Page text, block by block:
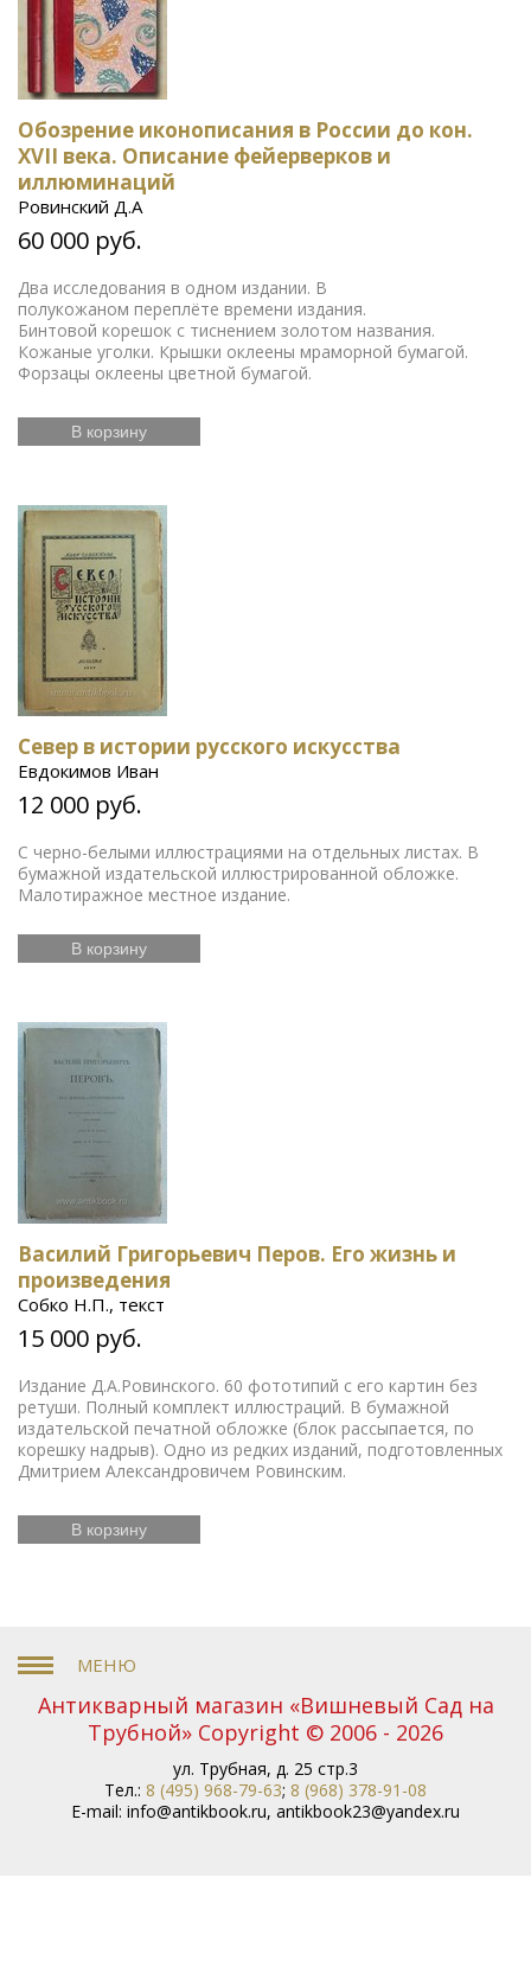
Обозрение иконописания в России до кон.
XVII века. Описание фейерверков и
иллюминаций
Ровинский Д.А
60 000 руб.
Два исследования в одном издании. В
полукожаном переплёте времени издания.
Бинтовой корешок с тиснением золотом названия.
Кожаные уголки. Крышки оклеены мраморной бумагой.
Форзацы оклеены цветной бумагой.
В корзину
Север в истории русского искусства
Евдокимов Иван
12 000 руб.
С черно-белыми иллюстрациями на отдельных листах. В
бумажной издательской иллюстрированной обложке.
Малотиражное местное издание.
В корзину
Василий Григорьевич Перов. Его жизнь и
произведения
Собко Н.П., текст
15 000 руб.
Издание Д.А.Ровинского. 60 фототипий с его картин без
ретуши. Полный комплект иллюстраций. В бумажной
издательской печатной обложке (блок рассыпается, по
корешку надрыв). Одно из редких изданий, подготовленных
Дмитрием Александровичем Ровинским.
В корзину
Антикварный магазин «Вишневый Сад на
Трубной» Copyright © 2006 - 2026
ул. Трубная, д. 25 стр.3
Тел.: 8 (495) 968-79-63; 8 (968) 378-91-08
E-mail: info@antikbook.ru, antikbook23@yandex.ru